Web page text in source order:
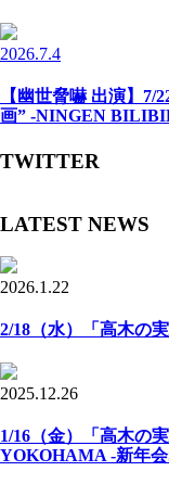
2026.7.4
【幽世脅嚇 出演】7/
画” -NINGEN
TWITTER
LATEST NEWS
2026.1.22
2/18（水）「高木の
2025.12.26
1/16（金）「高木の
YOKOHAMA -新年会